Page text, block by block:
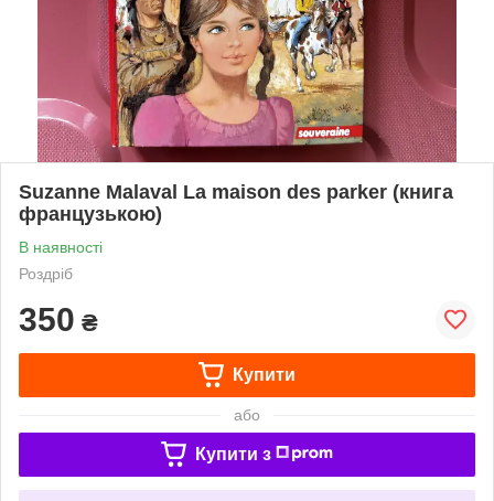
Suzanne Malaval La maison des parker (книга
французькою)
В наявності
Роздріб
350 ₴
Купити
або
Купити з